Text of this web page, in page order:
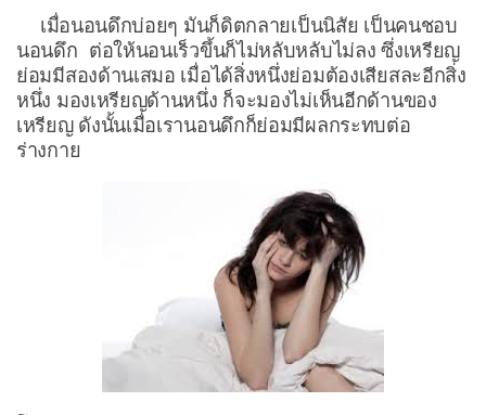
เมื่อนอนดึกบ่อยๆ มันก็ดิตกลายเป็นนิสัย เป็นคนชอบ
นอนดึก ต่อให้นอนเร็วขึ้นก็ไม่หลับหลับไม่ลง ซึ่งเหรียญ
ย่อมมีสองด้านเสมอ เมื่อได้สิ่งหนึ่งย่อมต้องเสียสละอีกสิ่ง
หนึ่ง มองเหรียญด้านหนึ่ง ก็จะมองไม่เห็นอีกด้านของ
เหรียญ ดังนั้นเมื่อเรานอนดึกก็ย่อมมีผลกระทบต่อ
ร่างกาย